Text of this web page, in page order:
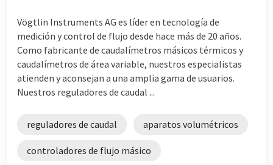
Vögtlin Instruments AG es líder en tecnología de
medición y control de flujo desde hace más de 20 años.
Como fabricante de caudalímetros másicos térmicos y
caudalímetros de área variable, nuestros especialistas
atienden y aconsejan a una amplia gama de usuarios.
Nuestros reguladores de caudal ...
reguladores de caudal aparatos volumétricos
controladores de flujo másico